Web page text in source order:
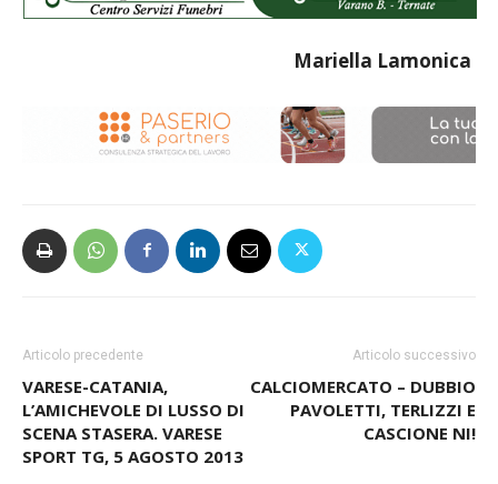
Articolo precedente
VARESE-CATANIA,
L’AMICHEVOLE DI LUSSO DI
SCENA STASERA. VARESE
Articolo successivo
CALCIOMERCATO – DUBBIO